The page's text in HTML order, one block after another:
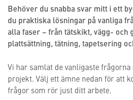
Behöver du snabba svar mitt i ett
du praktiska lösningar på vanliga
alla faser – från tätskikt, vägg- och
plattsättning, tätning, tapetsering
Vi har samlat de vanligaste
projekt. Välj ett ämne nedan för att
frågor som rör just ditt arbete.